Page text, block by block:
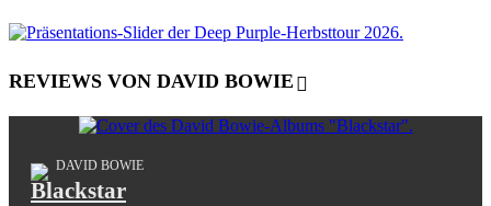
REVIEWS VON DAVID BOWIE
DAVID BOWIE
Blackstar